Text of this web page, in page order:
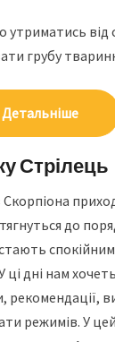
утриматись від
грубу
Детальніше
Стрілець
Скорпіона
до
дні нам
рекомендації,
режимів. У